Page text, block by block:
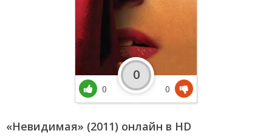
«Невидимая» (2011) онлайн в HD
0
0
0